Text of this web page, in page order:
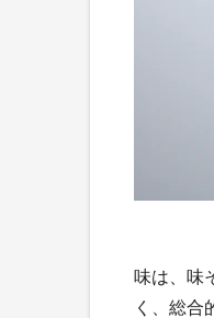
味は、味
く、総合